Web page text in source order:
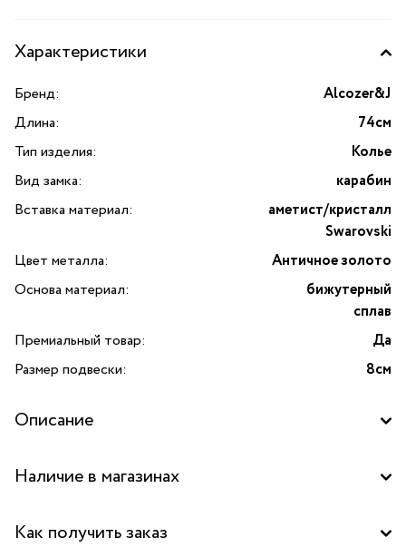
Характеристики
Бренд:
Alcozer&J
Длина:
74см
Тип изделия:
Колье
Вид замка:
карабин
Вставка материал:
аметист/кристалл
Swarovski
Цвет металла:
Античное золото
Основа материал:
бижутерный
сплав
Премиальный товар:
Да
Размер подвески:
8см
Описание
от Alcozer&J — это воплощение утончённого
колье служит прочный бижутерный сплав с покрытием
Наличие в магазинах
Бутик "La Nature" в ТЦ "Метрополис", Москва
Как получить заказ